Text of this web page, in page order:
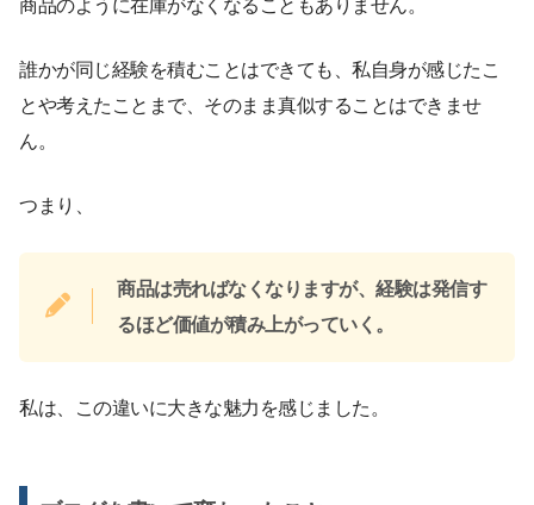
商品のように在庫がなくなることもありません。
誰かが同じ経験を積むことはできても、私自身が感じたこ
とや考えたことまで、そのまま真似することはできませ
ん。
つまり、
商品は売ればなくなりますが、経験は発信す
るほど価値が積み上がっていく。
私は、この違いに大きな魅力を感じました。